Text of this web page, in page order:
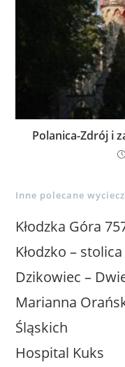
Polanica-Zdrój i
Inne polecane
Kłodzka Góra
Kłodzko –
Dzikowiec –
Marianna
Śląskich
Hospital Kuks